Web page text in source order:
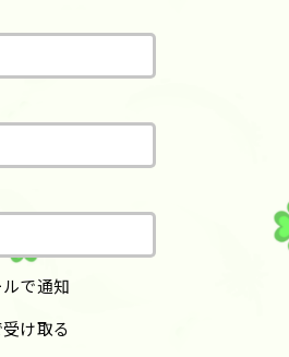
で通知
け取る